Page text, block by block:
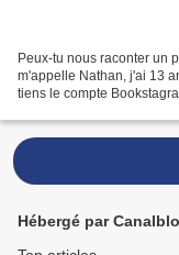
Peux-tu nous raconter un
m'appelle Nathan, j'ai 13
tiens le compte
Hébergé par